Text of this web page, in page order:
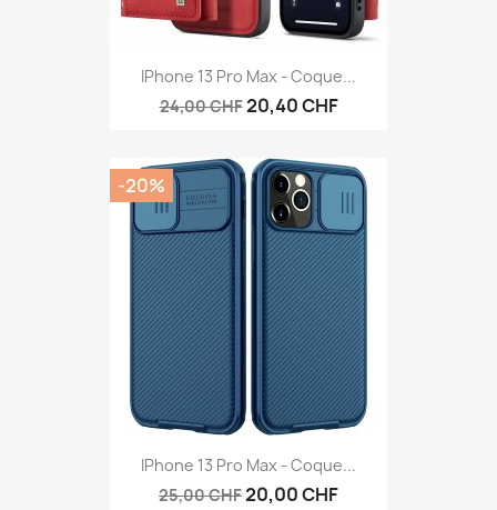
IPhone 13 Pro Max - Coque...
24,00 CHF20,40 CHF
IPhone 13 Pro Max - Coque...
25,00 CHF20,00 CHF
-20%